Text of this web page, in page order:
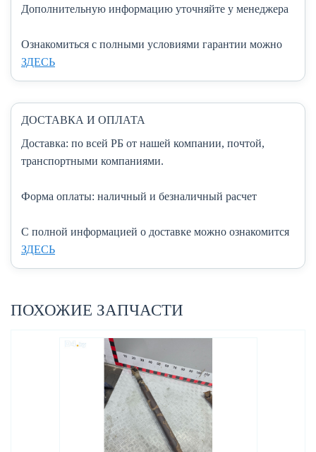
Дополнительную информацию уточняйте у менеджера
Ознакомиться с полными условиями гарантии можно
ЗДЕСЬ
ДОСТАВКА И ОПЛАТА
Доставка: по всей РБ от нашей компании, почтой,
транспортными компаниями.
Форма оплаты: наличный и безналичный расчет
C полной информацией о доставке можно ознакомится
ЗДЕСЬ
ПОХОЖИЕ ЗАПЧАСТИ